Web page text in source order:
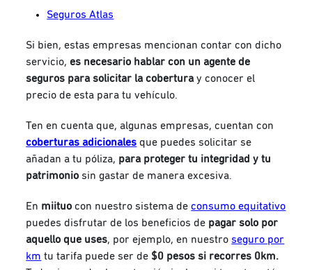
Seguros Atlas
Si bien, estas empresas mencionan contar con dicho
servicio,es necesario hablar con un agente de
seguros para solicitar la cobertura y conocer el
precio de esta para tu vehículo.
Ten en cuenta que, algunas empresas, cuentan con
coberturas adicionales que puedes solicitar se
añadan a tu póliza, para proteger tu integridad y tu
patrimonio sin gastar de manera excesiva.
En miituo con nuestro sistema deconsumo equitativo
puedes disfrutar de los beneficios de pagar solo por
aquello que uses, por ejemplo, en nuestroseguro por
km tu tarifa puede ser de $0 pesos si recorres 0km.